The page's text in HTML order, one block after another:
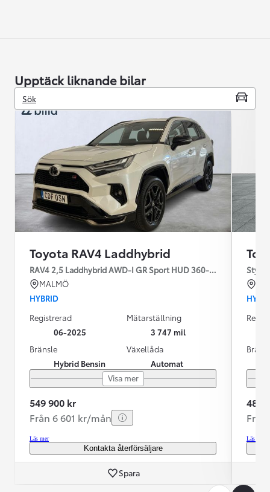
Upptäck liknande bilar
Sök
Toyota RAV4 Laddhybrid
RAV4 2,5 Laddhybrid AWD-I GR Sport HUD 360-kamera JBL
MALMÖ
HYBRID
Registrerad
06-2025
Mätarställning
3 747 mil
Bränsle
Hybrid Bensin
Växellåda
Automat
Visa mer
549 900 kr
Från 6 601 kr/mån
Läs mer
Kontakta återförsäljare
Spara
Style
489
Läs mer